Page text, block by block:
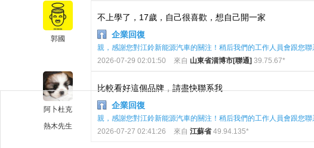
郭國
不上學了，17歲，自己很喜歡，想自己開一家
企業回復
親，感謝您對江鈴新能源汽車的關注！稍后我們的工作人員會跟您聯
2026-07-29 02:01:50
來自 山東省淄博市[聯通] 39.75.67*
阿卜杜克
熱木先生
比較看好這個品牌，請盡快聯系我
企業回復
親，感謝您對江鈴新能源汽車的關注！稍后我們的工作人員會跟您聯
2026-07-27 02:41:26
來自 江蘇省49.94.135*